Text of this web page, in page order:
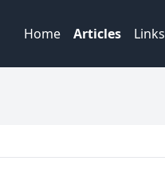
Home Articles Links